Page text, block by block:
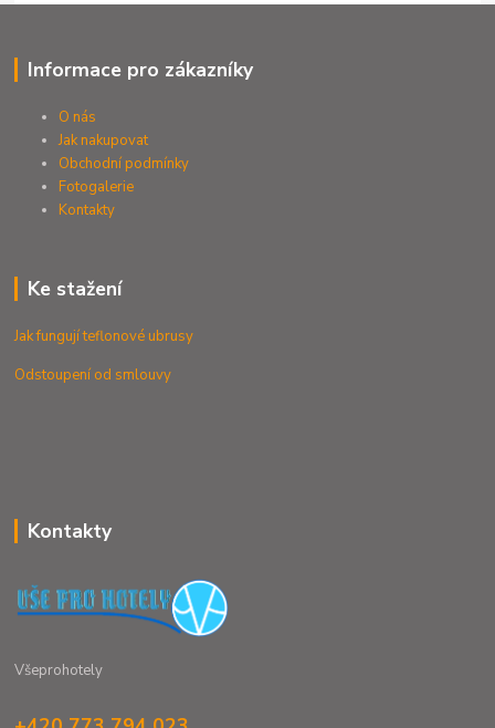
Informace pro zákazníky
O nás
Jak nakupovat
Obchodní podmínky
Fotogalerie
Kontakty
Ke stažení
Jak fungují teflonové ubrusy
Odstoupení od smlouvy
Kontakty
Všeprohotely